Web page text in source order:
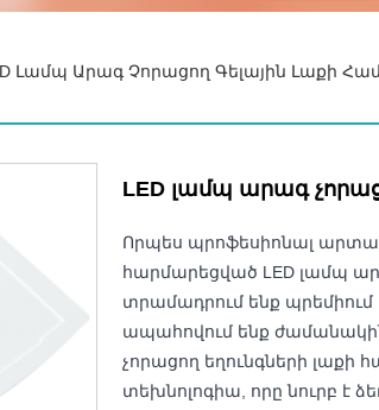
Լամպ Արագ Չորացող Գելային Լաքի
LED լամպ արագ
Որպես պրոֆեսիոնալ
հարմարեցված LED լամպ
տրամադրում ենք
ապահովում ենք
չորացող եղունգների լաքի
տեխնոլոգիա, որը նուրբ է